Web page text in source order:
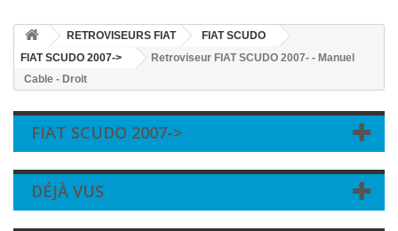
RETROVISEURS FIAT
FIAT SCUDO
FIAT SCUDO 2007->
Retroviseur FIAT SCUDO 2007- - Manuel
Cable - Droit
FIAT SCUDO 2007->
DÉJÀ VUS